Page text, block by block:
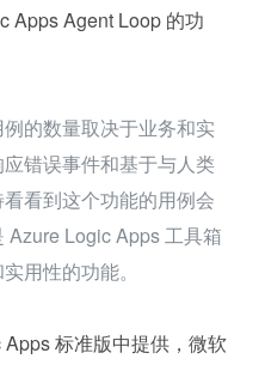
Apps Agent Loop 的功
的数量取决于业务和实
错误事件和基于与人类
看到这个功能的用例会
Logic Apps 工具箱
用性的功能。
标准版中提供，微软